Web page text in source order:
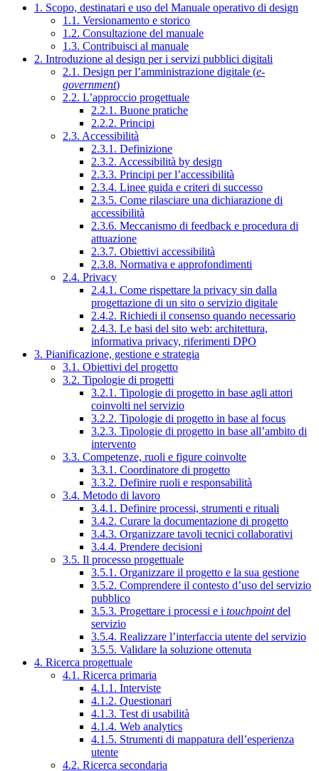
1. Scopo, destinatari e uso del Manuale operativo di design
1.1. Versionamento e storico
1.2. Consultazione del manuale
1.3. Contribuisci al manuale
2. Introduzione al design per i servizi pubblici digitali
2.1. Design per l’amministrazione digitale (e-
government)
2.2. L’approccio progettuale
2.2.1. Buone pratiche
2.2.2. Principi
2.3. Accessibilità
2.3.1. Definizione
2.3.2. Accessibilità by design
2.3.3. Principi per l’accessibilità
2.3.4. Linee guida e criteri di successo
2.3.5. Come rilasciare una dichiarazione di
accessibilità
2.3.6. Meccanismo di feedback e procedura di
attuazione
2.3.7. Obiettivi accessibilità
2.3.8. Normativa e approfondimenti
2.4. Privacy
2.4.1. Come rispettare la privacy sin dalla
progettazione di un sito o servizio digitale
2.4.2. Richiedi il consenso quando necessario
2.4.3. Le basi del sito web: architettura,
informativa privacy, riferimenti DPO
3. Pianificazione, gestione e strategia
3.1. Obiettivi del progetto
3.2. Tipologie di progetti
3.2.1. Tipologie di progetto in base agli attori
coinvolti nel servizio
3.2.2. Tipologie di progetto in base al focus
3.2.3. Tipologie di progetto in base all’ambito di
intervento
3.3. Competenze, ruoli e figure coinvolte
3.3.1. Coordinatore di progetto
3.3.2. Definire ruoli e responsabilità
3.4. Metodo di lavoro
3.4.1. Definire processi, strumenti e rituali
3.4.2. Curare la documentazione di progetto
3.4.3. Organizzare tavoli tecnici collaborativi
3.4.4. Prendere decisioni
3.5. Il processo progettuale
3.5.1. Organizzare il progetto e la sua gestione
3.5.2. Comprendere il contesto d’uso del servizio
pubblico
3.5.3. Progettare i processi e i touchpointdel
servizio
3.5.4. Realizzare l’interfaccia utente del servizio
3.5.5. Validare la soluzione ottenuta
4. Ricerca progettuale
4.1. Ricerca primaria
4.1.1. Interviste
4.1.2. Questionari
4.1.3. Test di usabilità
4.1.4. Web analytics
4.1.5. Strumenti di mappatura dell’esperienza
utente
4.2. Ricerca secondaria